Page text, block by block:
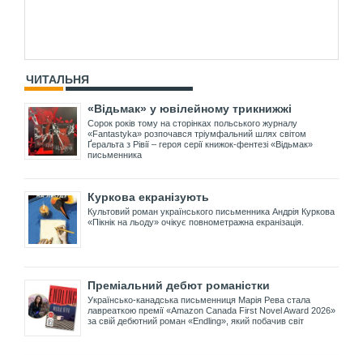
ЧИТАЛЬНЯ
«Відьмак» у ювілейному трикнижжі
Сорок років тому на сторінках польського журналу
«Fantastyka» розпочався тріумфальний шлях світом
Ґеральта з Рівії – героя серії книжок-фентезі «Відьмак»
письменника
Куркова екранізують
Культовий роман українського письменника Андрія Куркова
«Пікнік на льоду» очікує повнометражна екранізація.
Преміальний дебют романістки
Українсько-канадська письменниця Марія Рева стала
лавреаткою премії «Amazon Canada First Novel Award 2026»
за свій дебютний роман «Endling», який побачив світ